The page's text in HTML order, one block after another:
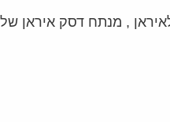
, מנתח דסק איראן של